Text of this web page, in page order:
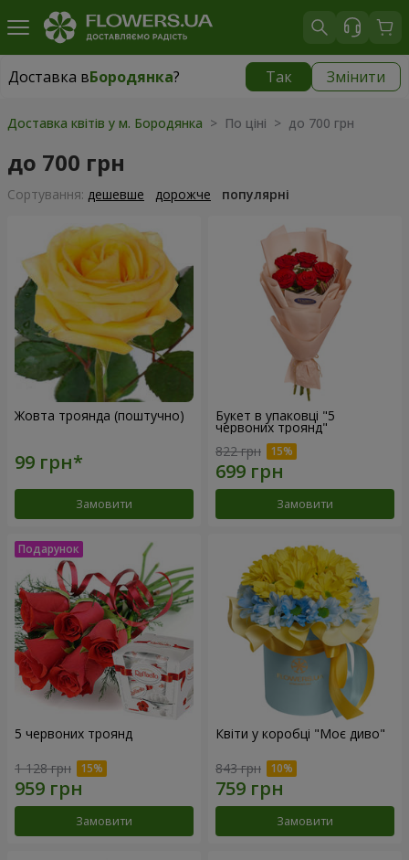
Доставка вБородянка? Так Змінити
Доставка вБородянка| безкоштовно
Доставка квітів у м. Бородянка > По ціні > до 700 грн
до 700 грн
Сортування: дешевше дорожче популярні
Жовта троянда (поштучно)
Замовити
Букет в упаковці "5
червоних троянд"
822 грн
Замовити
5 червоних троянд
1 128 грн
Замовити
Квіти у коробці "Моє диво"
843 грн
Замовити